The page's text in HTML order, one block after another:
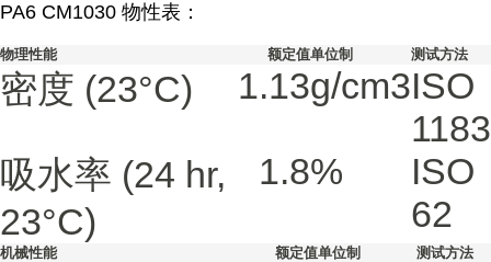
PA6 CM1030 物性表：
物理性能 额定值单位制 测试方法
密度 (23°C) 1.13g/cm3ISO
1183
吸水率 (24 hr,
23°C)
1.8%
ISO
62
机械性能 额定值单位制 测试方法